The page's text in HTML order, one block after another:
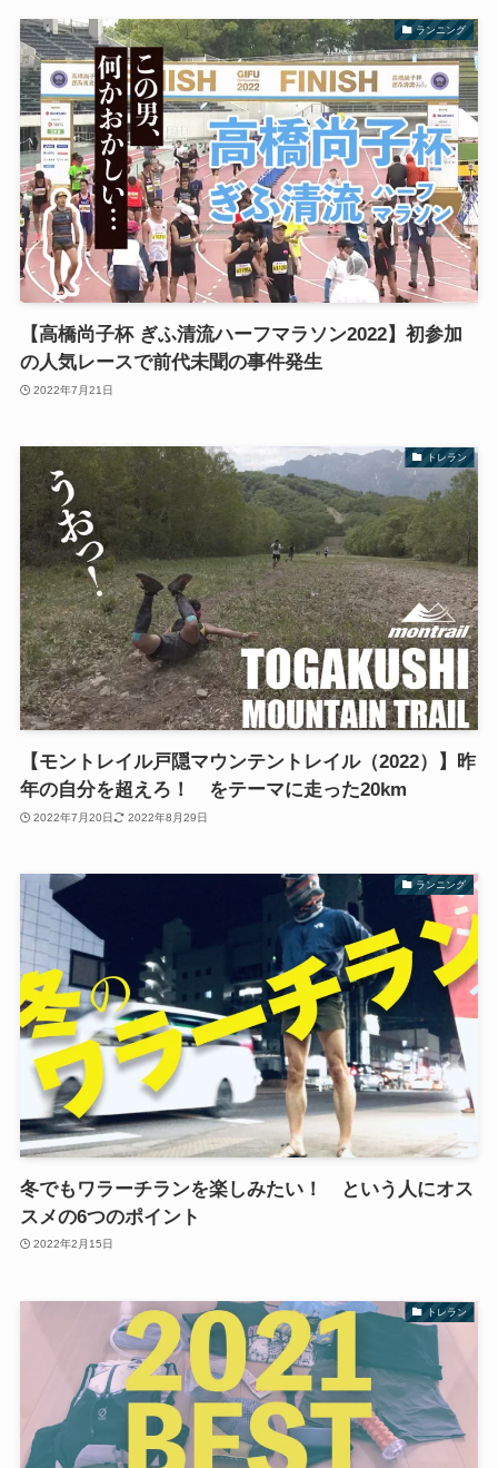
ランニング
【高橋尚子杯 ぎふ清流ハーフマラソン2022】初参加
の人気レースで前代未聞の事件発生
2022年7月21日
トレラン
【モントレイル戸隠マウンテントレイル（2022）】昨
年の自分を超えろ！ をテーマに走った20km
2022年7月20日 2022年8月29日
ランニング
冬でもワラーチランを楽しみたい！ という人にオス
スメの6つのポイント
2022年2月15日
トレラン